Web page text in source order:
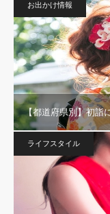
お出かけ情報
【都道府県別】初詣
ライフスタイル